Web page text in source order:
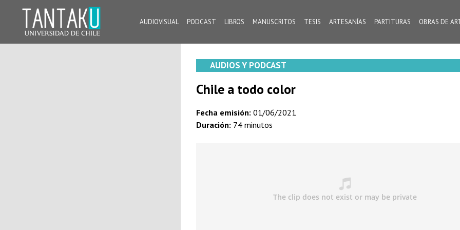
content
AUDIOVISUAL PODCAST LIBROS MANUSCRITOS TESIS ARTESANÍAS PARTITURAS OBRAS DE
AUDIOS Y PODCAST
Chile a todo color
Fecha emisión: 01/06/2021
Duración: 74 minutos